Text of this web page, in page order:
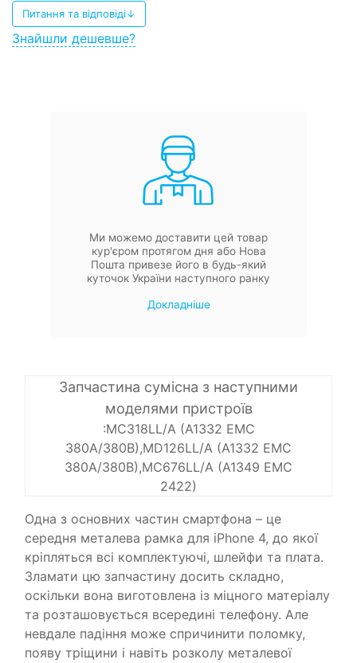
Питання та відповіді↓
Знайшли дешевше?
Ми можемо доставити цей товар
кур'єром протягом дня або Нова
Пошта привезе його в будь-який
куточок України наступного ранку
Докладніше
Запчастина сумісна з наступними
моделями пристроїв
:MC318LL/A (A1332 EMC
380A/380B),MD126LL/A (A1332 EMC
380A/380B),MC676LL/A (A1349 EMC
2422)
Одна з основних частин смартфона – це
середня металева рамка для iPhone 4, до якої
кріпляться всі комплектуючі, шлейфи та плата.
Зламати цю запчастину досить складно,
оскільки вона виготовлена ​​із міцного матеріалу
та розташовується всередині телефону. Але
невдале падіння може спричинити поломку,
появу тріщини і навіть розколу металевої